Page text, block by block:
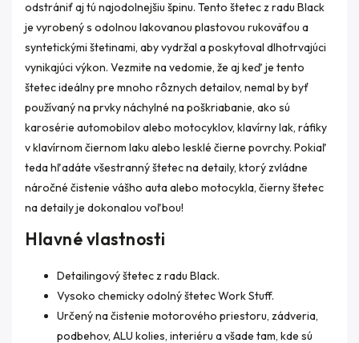
odstrániť aj tú najodolnejšiu špinu. Tento štetec z radu Black
je vyrobený s odolnou lakovanou plastovou rukoväťou a
syntetickými štetinami, aby vydržal a poskytoval dlhotrvajúci
vynikajúci výkon. Vezmite na vedomie, že aj keď je tento
štetec ideálny pre mnoho rôznych detailov, nemal by byť
používaný na prvky náchylné na poškriabanie, ako sú
karosérie automobilov alebo motocyklov, klavírny lak, ráfiky
v klavírnom čiernom laku alebo lesklé čierne povrchy. Pokiaľ
teda hľadáte všestranný štetec na detaily, ktorý zvládne
náročné čistenie vášho auta alebo motocykla, čierny štetec
na detaily je dokonalou voľbou!
Hlavné vlastnosti
Detailingový štetec z radu Black.
Vysoko chemicky odolný štetec Work Stuff.
Určený na čistenie motorového priestoru, zádveria,
podbehov, ALU kolies, interiéru a všade tam, kde sú